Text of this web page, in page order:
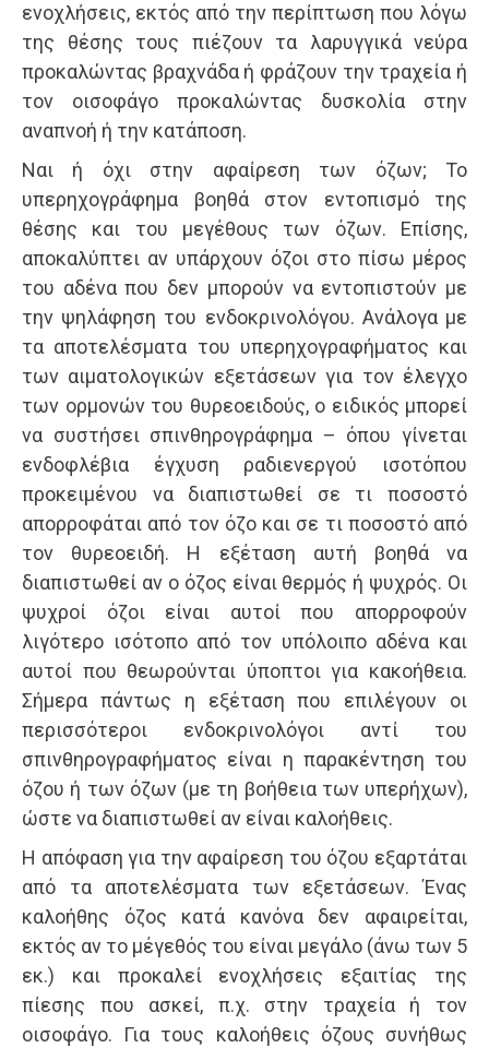
ενοχλήσεις, εκτός από την περίπτωση που λόγω
της θέσης τους πιέζουν τα λαρυγγικά νεύρα
προκαλώντας βραχνάδα ή φράζουν την τραχεία ή
τον οισοφάγο προκαλώντας δυσκολία στην
αναπνοή ή την κατάποση.
Ναι ή όχι στην αφαίρεση των όζων; Το
υπερηχογράφημα βοηθά στον εντοπισμό της
θέσης και του μεγέθους των όζων. Επίσης,
αποκαλύπτει αν υπάρχουν όζοι στο πίσω μέρος
του αδένα που δεν μπορούν να εντοπιστούν με
την ψηλάφηση του ενδοκρινολόγου. Ανάλογα με
τα αποτελέσματα του υπερηχογραφήματος και
των αιματολογικών εξετάσεων για τον έλεγχο
των ορμονών του θυρεοειδούς, ο ειδικός μπορεί
να συστήσει σπινθηρογράφημα – όπου γίνεται
ενδοφλέβια έγχυση ραδιενεργού ισοτόπου
προκειμένου να διαπιστωθεί σε τι ποσοστό
απορροφάται από τον όζο και σε τι ποσοστό από
τον θυρεοειδή. Η εξέταση αυτή βοηθά να
διαπιστωθεί αν ο όζος είναι θερμός ή ψυχρός. Οι
ψυχροί όζοι είναι αυτοί που απορροφούν
λιγότερο ισότοπο από τον υπόλοιπο αδένα και
αυτοί που θεωρούνται ύποπτοι για κακοήθεια.
Σήμερα πάντως η εξέταση που επιλέγουν οι
περισσότεροι ενδοκρινολόγοι αντί του
σπινθηρογραφήματος είναι η παρακέντηση του
όζου ή των όζων (με τη βοήθεια των υπερήχων),
ώστε να διαπιστωθεί αν είναι καλοήθεις.
Η απόφαση για την αφαίρεση του όζου εξαρτάται
από τα αποτελέσματα των εξετάσεων. Ένας
καλοήθης όζος κατά κανόνα δεν αφαιρείται,
εκτός αν το μέγεθός του είναι μεγάλο (άνω των 5
εκ.) και προκαλεί ενοχλήσεις εξαιτίας της
πίεσης που ασκεί, π.χ. στην τραχεία ή τον
οισοφάγο. Για τους καλοήθεις όζους συνήθως